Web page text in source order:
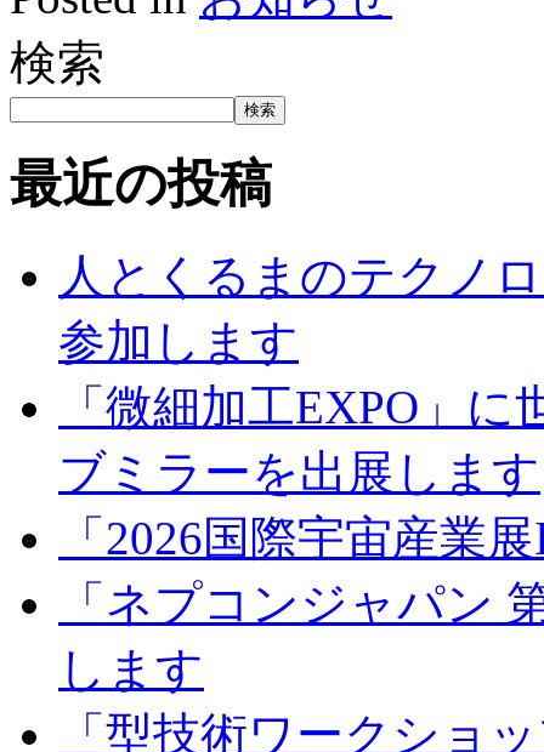
検索
検索
最近の投稿
人とくるまのテクノ
参加します
「微細加工EXPO」
ブミラーを出展します
「2026国際宇宙産業
「ネプコンジャパン
します
「型技術ワークショ